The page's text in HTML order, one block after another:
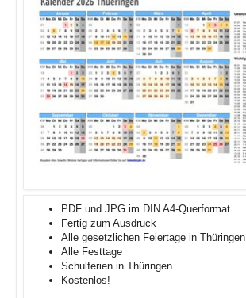
PDF und JPG im DIN A4-Querformat
Fertig zum Ausdruck
Alle gesetzlichen Feiertage in Thüringen
Alle Festtage
Schulferien in Thüringen
Kostenlos!